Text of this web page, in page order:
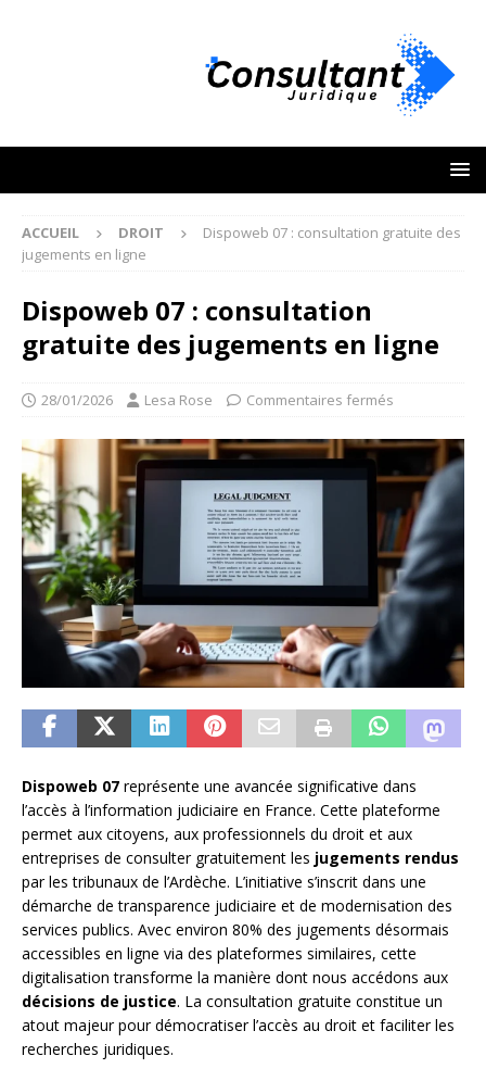
ACCUEIL DROIT
Dispoweb 07 : consultation gratuite des
jugements en ligne
Dispoweb 07 : consultation
gratuite des jugements en ligne
28/01/2026 Lesa Rose Commentaires fermés
Dispoweb 07 représente une avancée significative dans
l’accès à l’information judiciaire en France. Cette plateforme
permet aux citoyens, aux professionnels du droit et aux
entreprises de consulter gratuitement les jugements rendus
par les tribunaux de l’Ardèche. L’initiative s’inscrit dans une
démarche de transparence judiciaire et de modernisation des
services publics. Avec environ 80% des jugements désormais
accessibles en ligne via des plateformes similaires, cette
digitalisation transforme la manière dont nous accédons aux
décisions de justice. La consultation gratuite constitue un
atout majeur pour démocratiser l’accès au droit et faciliter les
recherches juridiques.